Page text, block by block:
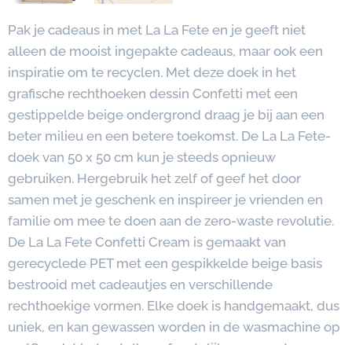
Pak je cadeaus in met La La Fete en je geeft niet
alleen de mooist ingepakte cadeaus, maar ook een
inspiratie om te recyclen. Met deze doek in het
grafische rechthoeken dessin Confetti met een
gestippelde beige ondergrond draag je bij aan een
beter milieu en een betere toekomst. De La La Fete-
doek van 50 x 50 cm kun je steeds opnieuw
gebruiken. Hergebruik het zelf of geef het door
samen met je geschenk en inspireer je vrienden en
familie om mee te doen aan de zero-waste revolutie.
De La La Fete Confetti Cream is gemaakt van
gerecyclede PET met een gespikkelde beige basis
bestrooid met cadeautjes en verschillende
rechthoekige vormen. Elke doek is handgemaakt, dus
uniek, en kan gewassen worden in de wasmachine op